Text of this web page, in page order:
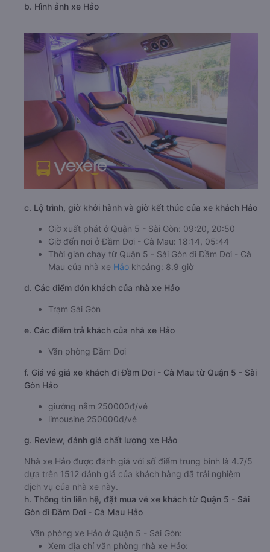
b. Hình ảnh xe Hảo
c. Lộ trình, giờ khởi hành và giờ kết thúc của xe khách Hảo
Giờ xuất phát ở Quận 5 - Sài Gòn: 09:20, 20:50
Giờ đến nơi ở Đầm Dơi - Cà Mau: 18:14, 05:44
Thời gian chạy từ Quận 5 - Sài Gòn đi Đầm Dơi - Cà
Mau của nhà xe Hảo khoảng: 8.9 giờ
d. Các điểm đón khách của nhà xe Hảo
Trạm Sài Gòn
e. Các điểm trả khách của nhà xe Hảo
Văn phòng Đầm Dơi
f. Giá vé giá xe khách đi Đầm Dơi - Cà Mau từ Quận 5 - Sài
Gòn Hảo
giường nằm 250000đ/vé
limousine 250000đ/vé
g. Review, đánh giá chất lượng xe Hảo
Nhà xe Hảo được đánh giá với số điểm trung bình là 4.7/5
dựa trên 1512 đánh giá của khách hàng đã trải nghiệm
dịch vụ của nhà xe này.
h. Thông tin liên hệ, đặt mua vé xe khách từ Quận 5 - Sài
Gòn đi Đầm Dơi - Cà Mau Hảo
Văn phòng xe Hảo ở Quận 5 - Sài Gòn:
Xem địa chỉ văn phòng nhà xe Hảo: